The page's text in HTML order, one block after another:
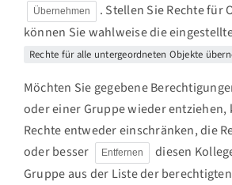
Übernehmen
. Stellen Sie Rechte für
können Sie wahlweise die
Rechte für alle untergeordneten Objekte
Möchten Sie gegebene
oder einer Gruppe wieder entziehen,
Rechte entweder einschränken, die
oder besser Entfernen
diesen
Gruppe aus der Liste der